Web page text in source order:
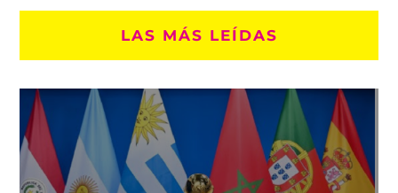
LAS MÁS LEÍDAS